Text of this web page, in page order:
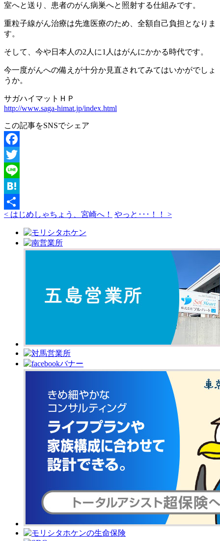
室へと送り、患者のがん病巣へと照射する仕組みです。
重粒子線がん治療は先進医療のため、全額自己負担となりま
す。
そして、今や日本人の2人に1人はがんにかかる時代です。
今一度がんへの備えが十分か見直されてみてはいかがでしょ
うか。
サガハイマットＨＰ
http://www.saga-himat.jp/index.html
この記事をSNSでシェア
Facebook
Twitter
Line
Hatena
共
< はじめしゃちょう、宮崎へ！ やっと･･･！！ >